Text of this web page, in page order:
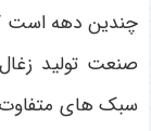
چندین دهه است
صنعت تولید
سبک های متفاوت،